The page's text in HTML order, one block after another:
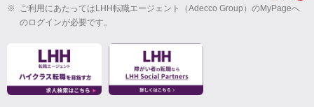
※ ご利用にあたってはLHH転職エージェント（Adecco Group）のMyPageへ
のログインが必要です。